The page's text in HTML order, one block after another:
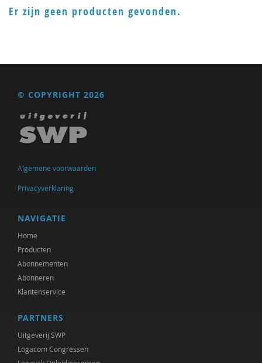
Trudy Dehue
Michael Edwards
Anne Goossensen
Wouter Hekkeman
Yuk Hui
Marlieke Kieboom
Michiel Korthals
Harry Kunneman
Hanne Laceulle
George Lengkeek
Er zijn geen producten gevonden.
© COPYRIGHT 2026
Algemene voorwaarden
Privacyverklaring
NAVIGATIE
Home
Producten
Abonnementen
Abonneren
Klantenservice
PARTNERS
Uitgeverij SWP
Logacom Congressen